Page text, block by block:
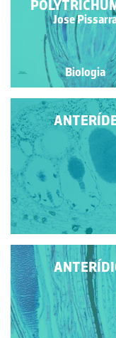
Jose Pissarra
Biologia
Jose
Biologia